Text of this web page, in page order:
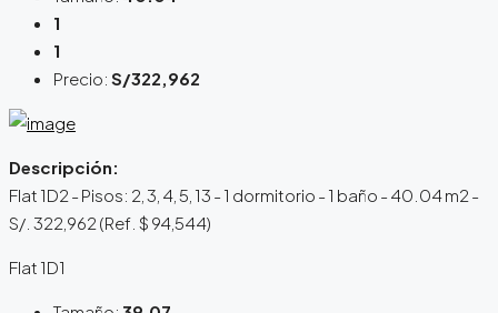
1
1
Precio: S/322,962
Descripción:
Flat 1D2 - Pisos: 2, 3, 4, 5, 13 - 1 dormitorio - 1 baño - 40.04 m2 -
S/. 322,962 (Ref. $ 94,544)
Flat 1D1